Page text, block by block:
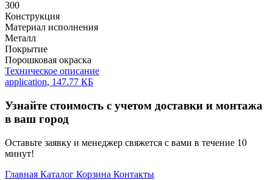
300
Конструкция
Материал исполнения
Металл
Покрытие
Порошковая окраска
Техническое описание
application, 147.77 КБ
Узнайте стоимость с учетом доставки и монтажа
в ваш город
Оставьте заявку и менеджер свяжется с вами в течение 10
минут!
Главная Каталог Корзина Контакты